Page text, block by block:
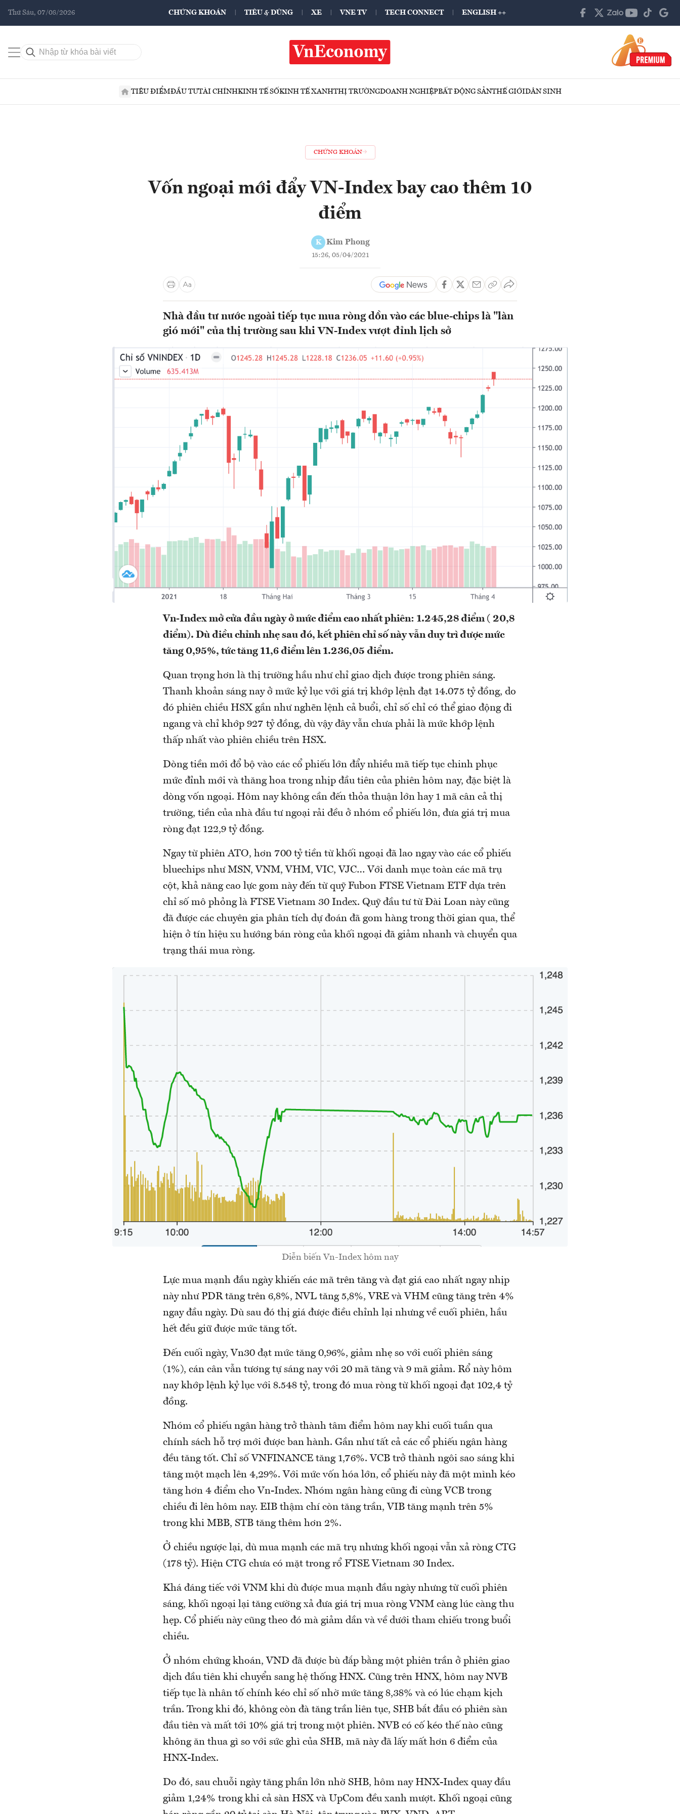
Thứ Sáu, 07/08/2026 CHỨNG KHOÁN TIÊU & DÙNG XE VNE TV TECH CONNECT ENGLISH ++
TIÊU ĐIỂMĐẦU TƯTÀI CHÍNHKINH TẾ SỐKINH TẾ XANHTHỊ TRƯỜNGDOANH NGHIỆPBẤT ĐỘNG SẢNTHẾ GIỚIDÂN SINH
CHỨNG KHOÁN
Vốn ngoại mới đẩy VN-Index bay cao thêm 10
điểm
K Kim Phong
15:26, 05/04/2021
Nhà đầu tư nước ngoài tiếp tục mua ròng dồn vào các blue-chips là "làn
gió mới" của thị trường sau khi VN-Index vượt đỉnh lịch sở
Vn-Index mở cửa đầu ngày ở mức điểm cao nhất phiên: 1.245,28 điểm ( 20,8
điểm). Dù điều chỉnh nhẹ sau đó, kết phiên chỉ số này vẫn duy trì được mức
tăng 0,95%, tức tăng 11,6 điểm lên 1.236,05 điểm.
Quan trọng hơn là thị trường hầu như chỉ giao dịch được trong phiên sáng.
Thanh khoản sáng nay ở mức kỷ lục với giá trị khớp lệnh đạt 14.075 tỷ đồng, do
đó phiên chiều HSX gần như nghẽn lệnh cả buổi, chỉ số chỉ có thể giao động đi
ngang và chỉ khớp 927 tỷ đồng, dù vậy đây vẫn chưa phải là mức khớp lệnh
thấp nhất vào phiên chiều trên HSX.
Dòng tiền mới đổ bộ vào các cổ phiếu lớn đẩy nhiều mã tiếp tục chinh phục
mức đỉnh mới và thăng hoa trong nhịp đầu tiên của phiên hôm nay, đặc biệt là
dòng vốn ngoại. Hôm nay không cần đến thỏa thuận lớn hay 1 mã cân cả thị
trường, tiền của nhà đầu tư ngoại rải đều ở nhóm cổ phiếu lớn, đưa giá trị mua
ròng đạt 122,9 tỷ đồng.
Ngay từ phiên ATO, hơn 700 tỷ tiền từ khối ngoại đã lao ngay vào các cổ phiếu
bluechips như MSN, VNM, VHM, VIC, VJC… Với danh mục toàn các mã trụ
cột, khả năng cao lực gom này đến từ quỹ Fubon FTSE Vietnam ETF dựa trên
chỉ số mô phỏng là FTSE Vietnam 30 Index. Quỹ đầu tư từ Đài Loan này cũng
đã được các chuyên gia phân tích dự đoán đã gom hàng trong thời gian qua, thể
hiện ở tín hiệu xu hướng bán ròng của khối ngoại đã giảm nhanh và chuyển qua
trạng thái mua ròng.
Diễn biến Vn-Index hôm nay
Lực mua mạnh đầu ngày khiến các mã trên tăng và đạt giá cao nhất ngay nhịp
này như PDR tăng trên 6,8%, NVL tăng 5,8%, VRE và VHM cũng tăng trên 4%
ngay đầu ngày. Dù sau đó thị giá được điều chỉnh lại nhưng về cuối phiên, hầu
hết đều giữ được mức tăng tốt.
Đến cuối ngày, Vn30 đạt mức tăng 0,96%, giảm nhẹ so với cuối phiên sáng
(1%), cán cân vẫn tương tự sáng nay với 20 mã tăng và 9 mã giảm. Rổ này hôm
nay khớp lệnh kỷ lục với 8.548 tỷ, trong đó mua ròng từ khối ngoại đạt 102,4 tỷ
đồng.
Nhóm cổ phiếu ngân hàng trở thành tâm điểm hôm nay khi cuối tuần qua
chính sách hỗ trợ mới được ban hành. Gần như tất cả các cổ phiếu ngân hàng
đều tăng tốt. Chỉ số VNFINANCE tăng 1,76%. VCB trở thành ngôi sao sáng khi
tăng một mạch lên 4,29%. Với mức vốn hóa lớn, cổ phiếu này đã một mình kéo
tăng hơn 4 điểm cho Vn-Index. Nhóm ngân hàng cũng đi cùng VCB trong
chiều đi lên hôm nay. EIB thậm chí còn tăng trần, VIB tăng mạnh trên 5%
trong khi MBB, STB tăng thêm hơn 2%.
Ở chiều ngược lại, dù mua mạnh các mã trụ nhưng khối ngoại vẫn xả ròng CTG
(178 tỷ). Hiện CTG chưa có mặt trong rổ FTSE Vietnam 30 Index.
Khá đáng tiếc với VNM khi dù được mua mạnh đầu ngày nhưng từ cuối phiên
sáng, khối ngoại lại tăng cường xả đưa giá trị mua ròng VNM càng lúc càng thu
hẹp. Cổ phiếu này cũng theo đó mà giảm dần và về dưới tham chiếu trong buổi
chiều.
Ở nhóm chứng khoán, VND đã được bù đắp bằng một phiên trần ở phiên giao
dịch đầu tiên khi chuyển sang hệ thống HNX. Cũng trên HNX, hôm nay NVB
tiếp tục là nhân tố chính kéo chỉ số nhờ mức tăng 8,38% và có lúc chạm kịch
trần. Trong khi đó, không còn đà tăng trần liên tục, SHB bắt đầu có phiên sàn
đầu tiên và mất tới 10% giá trị trong một phiên. NVB có cố kéo thế nào cũng
không ăn thua gì so với sức ghì của SHB, mã này đã lấy mất hơn 6 điểm của
HNX-Index.
Do đó, sau chuỗi ngày tăng phần lớn nhờ SHB, hôm nay HNX-Index quay đầu
giảm 1,24% trong khi cả sàn HSX và UpCom đều xanh mượt. Khối ngoại cũng